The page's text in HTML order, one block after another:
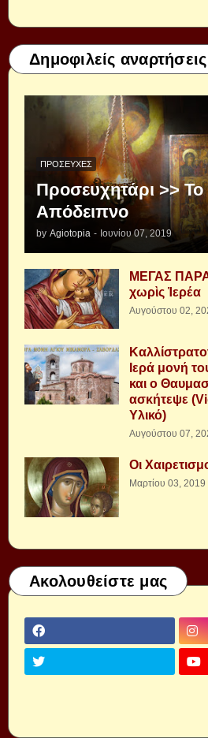
Δημοφιλείς αναρτήσεις
ΠΡΟΣΕΥΧΈΣ
Προσευχητάρι >>
Απόδειπνο
by Agiotopia - Ιουνίου 07, 2019
ΜΕΓΑΣ
χωρὶς Ἱερέα
Αυγούστου 02,
Ιερά μονή
και ο
ασκήτεψε
Υλικό)
Αυγούστου 07,
Οι
Μαρτίου 03, 2019
Ακολουθείστε μας